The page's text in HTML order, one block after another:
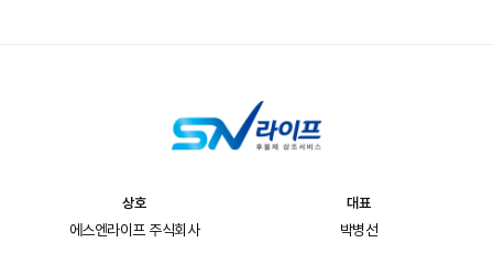
상호
에스엔라이프 주식회사
대표
박병선